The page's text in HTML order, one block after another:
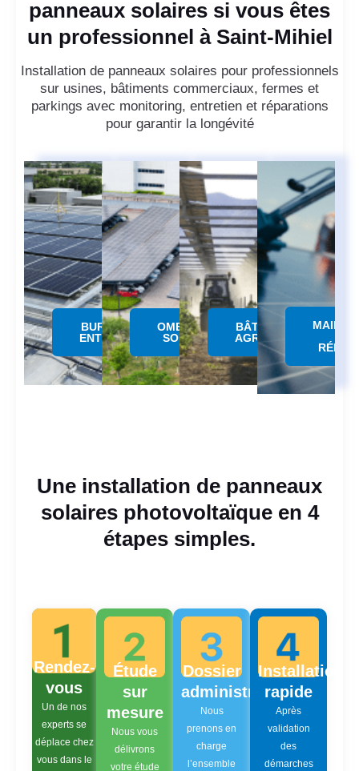
panneaux solaires si vous êtes
un professionnel à Saint-Mihiel
Installation de panneaux solaires pour professionnels
sur usines, bâtiments commerciaux, fermes et
parkings avec monitoring, entretien et réparations
pour garantir la longévité
BUREAUX &
ENTREPÔTS
OMBRIERE
SOLAIRE
BÂTIMENTS
AGRICOLES
Une installation de panneaux
solaires photovoltaïque en 4
étapes simples.
Rendez-
vous
Un de nos
experts se
déplace chez
vous dans le
Étude
sur
mesure
Nous vous
délivrons
votre étude
Dossier
administratif
Nous
prenons en
charge
l’ensemble
Installation
rapide
Après
validation
des
démarches